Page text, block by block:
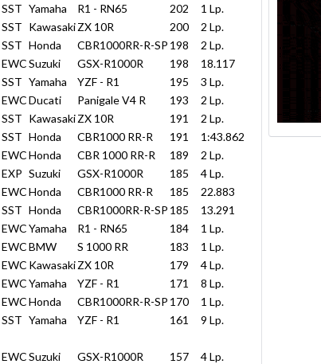
SST Yamaha R1 - RN65 202
1 Lp.
SST KawasakiZX 10R 200
2 Lp.
SST Honda CBR1000RR-R-SP 198
2 Lp.
EWCSuzuki GSX-R1000R 198
18.117
SST Yamaha YZF - R1 195
3 Lp.
EWCDucati Panigale V4 R 193
2 Lp.
SST KawasakiZX 10R 191
2 Lp.
SST Honda CBR1000 RR-R 191
1:43.862
EWCHonda CBR 1000 RR-R 189
2 Lp.
EXP Suzuki GSX-R1000R 185
4 Lp.
EWCHonda CBR1000 RR-R 185
22.883
SST Honda CBR1000RR-R-SP 185
13.291
EWCYamaha R1 - RN65 184
1 Lp.
EWCBMW S 1000 RR 183
1 Lp.
EWC KawasakiZX 10R 179
4 Lp.
EWCYamaha YZF - R1 171
8 Lp.
EWCHonda CBR1000RR-R-SP 170
1 Lp.
SST Yamaha YZF - R1 161
9 Lp.
EWCSuzuki GSX-R1000R 157
4 Lp.